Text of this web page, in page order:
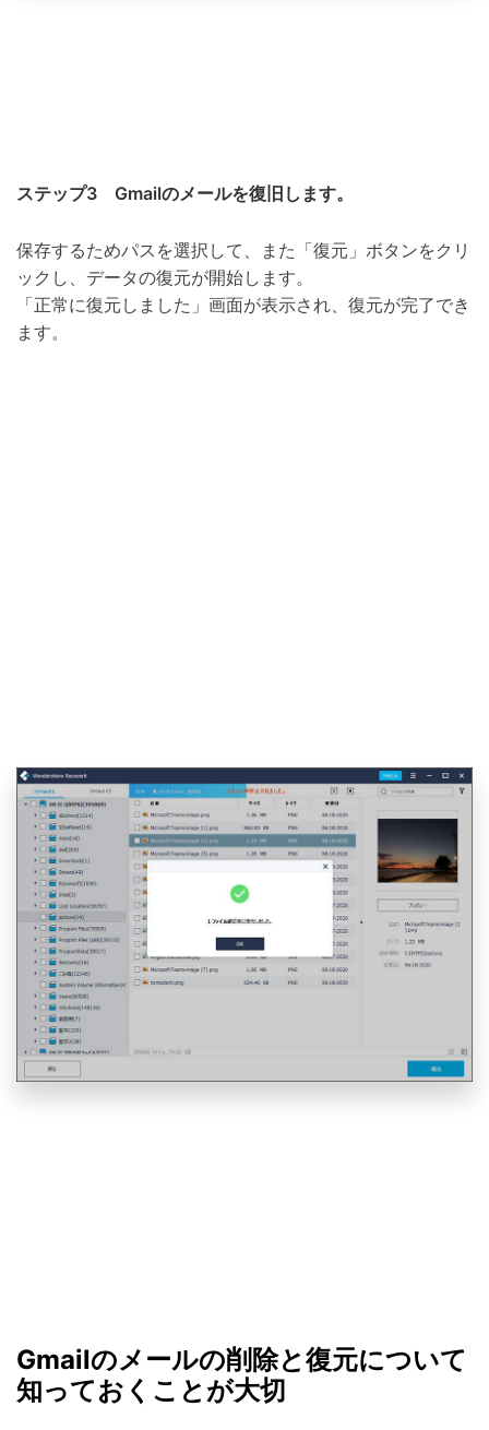
ステップ3 Gmailのメールを復旧します。
保存するためパスを選択して、また「復元」ボタンをクリ
ックし、データの復元が開始します。
「正常に復元しました」画面が表示され、復元が完了でき
ます。
Gmailのメールの削除と復元について
知っておくことが大切